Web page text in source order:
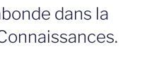
dans la